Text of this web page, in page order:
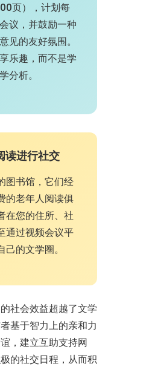
页），计划每
议，并鼓励一种
见的友好氛围。
乐趣，而不是学
分析。
读进行社交
图书馆，它们经
的老年人阅读俱
在您的住所、社
通过视频会议平
己的文学圈。
社会效益超越了文学
基于智力上的亲和力
，建立互助支持网
的社交日程，从而积